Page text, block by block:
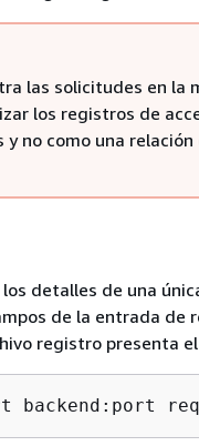
las solicitudes en la
los registros de
no como una
detalles de una
de la entrada
registro presenta